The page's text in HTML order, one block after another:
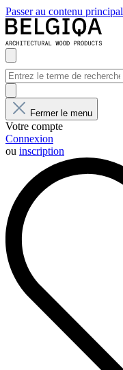
Passer au contenu principal
Fermer le menu
Votre compte
Connexion
ou inscription